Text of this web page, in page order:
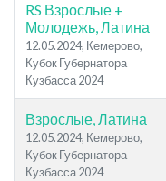
RS Взрослые +
Молодежь, Латина
12.05.2024, Кемерово,
Кубок Губернатора
Кузбасса 2024
Взрослые, Латина
12.05.2024, Кемерово,
Кубок Губернатора
Кузбасса 2024